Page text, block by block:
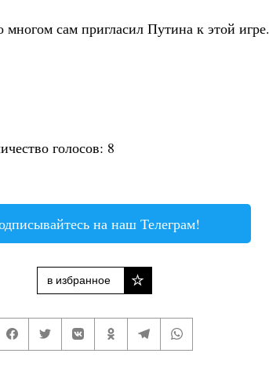
многом сам пригласил Путина к этой игре.
голосов: 8
на наш Телеграм!
в избранное